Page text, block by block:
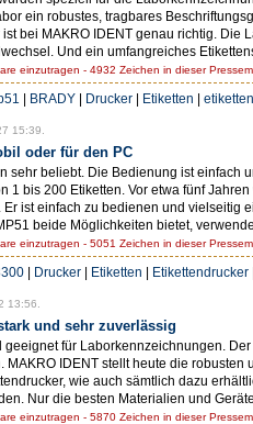
ein robustes, tragbares
bei MAKRO IDENT genau richtig.
Und ein umfangreiches
einzutragen - 4932 Zeichen in dieser
| BRADY | Drucker | Etiketten |
15:39.
oder für den PC
sehr beliebt. Die Bedienung ist
1 bis 200 Etiketten. Vor etwa fünf
ist einfach zu bedienen und vielseitig
beide Möglichkeiten bietet,
einzutragen - 5051 Zeichen in dieser
| Drucker | Etiketten | Etikettendrucker
13:56.
und sehr zuverlässig
für Laborkennzeichnungen.
IDENT stellt heute die
wie auch sämtlich dazu
Nur die besten Materialien und
einzutragen - 5870 Zeichen in dieser